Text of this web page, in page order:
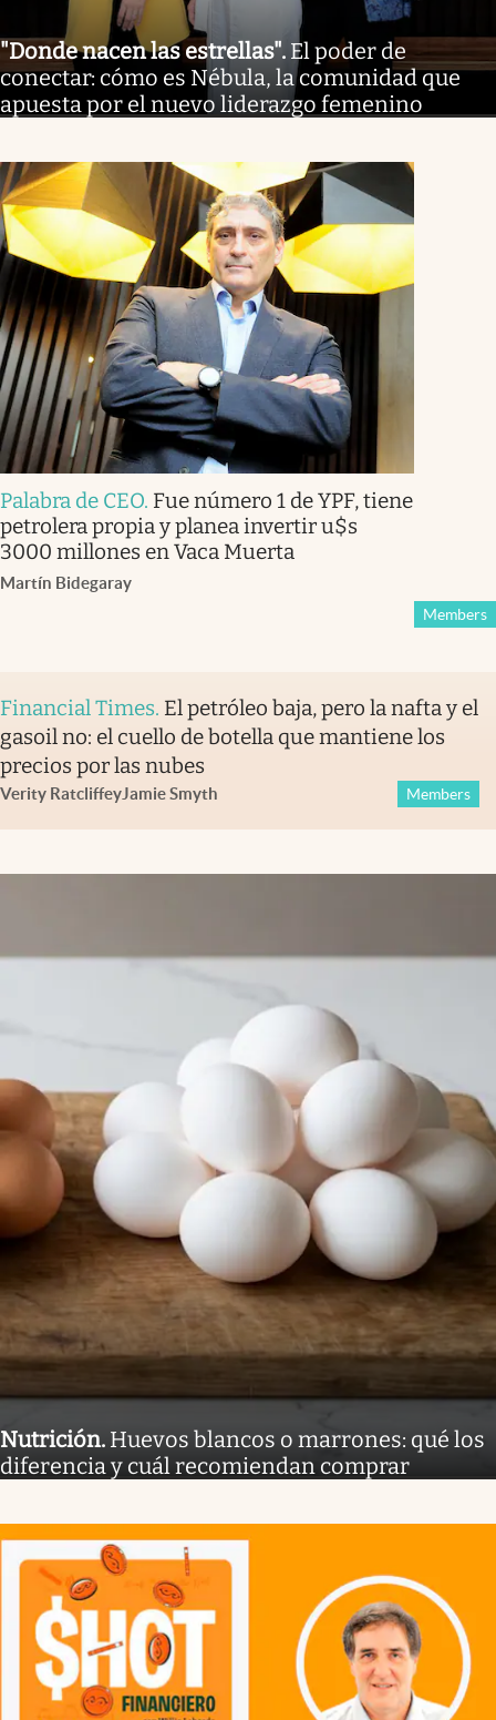
"Donde nacen las estrellas". El poder de
conectar: cómo es Nébula, la comunidad que
apuesta por el nuevo liderazgo femenino
Palabra de CEO. Fue número 1 de YPF, tiene
petrolera propia y planea invertir u$s
3000 millones en Vaca Muerta
Martín Bidegaray
Members
Financial Times. El petróleo baja, pero la nafta y el
gasoil no: el cuello de botella que mantiene los
precios por las nubes
Verity RatcliffeyJamie Smyth Members
Nutrición. Huevos blancos o marrones: qué los
diferencia y cuál recomiendan comprar